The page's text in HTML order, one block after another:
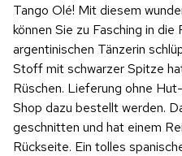
Tango Olé! Mit diesem
können Sie zu Fasching in
argentinischen Tänzerin
Stoff mit schwarzer Spitze
Rüschen. Lieferung ohne
Shop dazu bestellt werden.
geschnitten und hat einem
Rückseite. Ein tolles